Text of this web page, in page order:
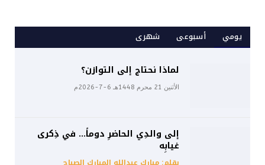
يومي أسبوعى شهرى
لماذا نحتاج إلى التوازن؟
الأثنين 21 محرم 1448هـ 6-7-2026م
إلى والدِي الحاضرِ دوماً… في ذِكرى
غيابِه